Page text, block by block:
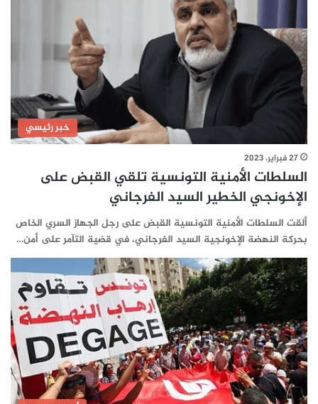
خبر رئيسي
27 فبراير، 2023
السلطات الأمنية التونسية تلقي القبض على
الإخونجي الخطير السيد الفرجاني
ألقت السلطات الأمنية التونسية القبض على رجل الجهاز السري الخاص
بحركة النهضة الإخونجية السيد الفرجاني، في قضية التآمر على أمن…